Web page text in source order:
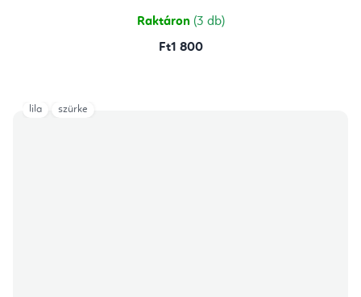
Raktáron (3 db)
Ft1 800
lila szürke